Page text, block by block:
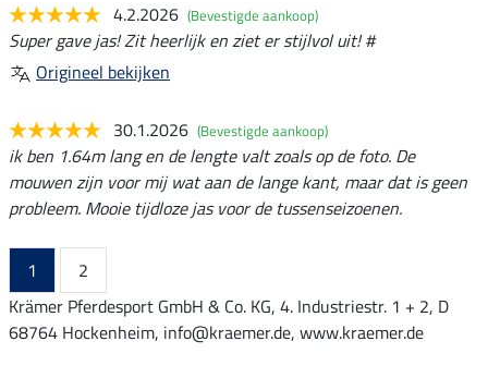
4.2.2026 (Bevestigde aankoop)
Super gave jas! Zit heerlijk en ziet er stijlvol uit! #
Origineel bekijken
30.1.2026 (Bevestigde aankoop)
ik ben 1.64m lang en de lengte valt zoals op de foto. De
mouwen zijn voor mij wat aan de lange kant, maar dat is geen
probleem. Mooie tijdloze jas voor de tussenseizoenen.
1
2
Krämer Pferdesport GmbH & Co. KG, 4. Industriestr. 1 + 2, D
68764 Hockenheim, info@kraemer.de, www.kraemer.de